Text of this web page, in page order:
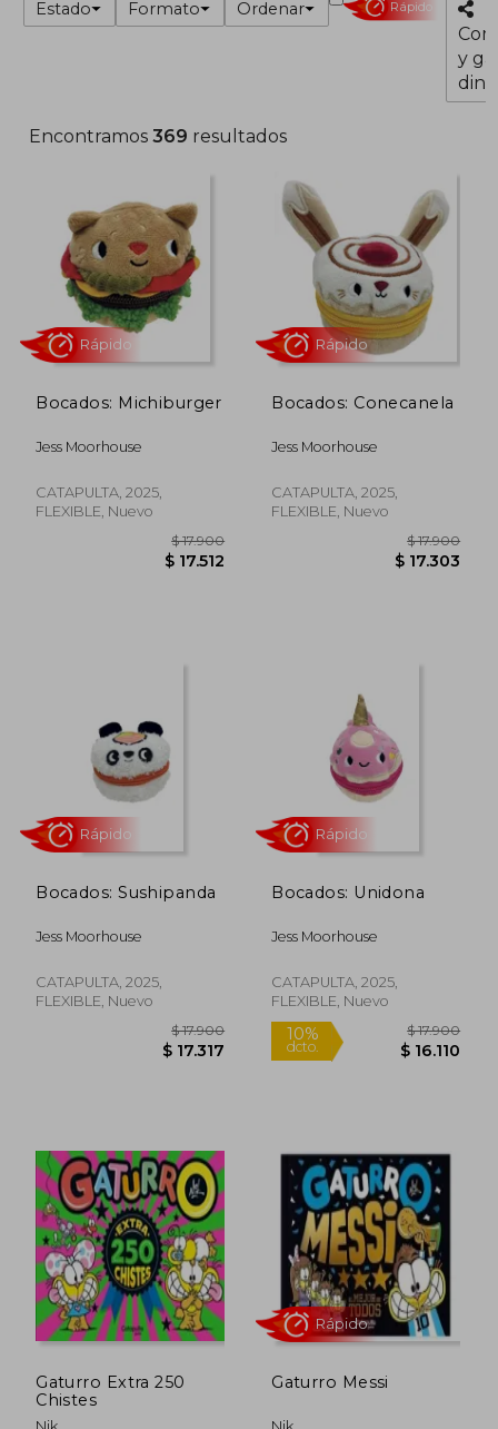
Estado Formato Ordenar Rápido
y
Encontramos369 resultados
Bocados: Michiburger
Jess Moorhouse
CATAPULTA, 2025,
FLEXIBLE, Nuevo
Rápido
Bocados: Conecanela
Jess Moorhouse
CATAPULTA, 2025,
FLEXIBLE, Nuevo
Bocados: Sushipanda
Jess Moorhouse
CATAPULTA, 2025,
FLEXIBLE, Nuevo
$ 17.900
$ 17.317
Rápido
Bocados: Unidona
Jess Moorhouse
CATAPULTA, 2025,
FLEXIBLE, Nuevo
10%
dcto.
Rápido
Gaturro Extra 250
Chistes
Gaturro Messi